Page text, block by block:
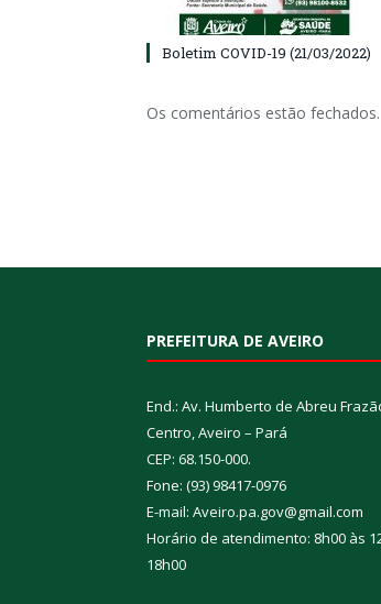
Boletim COVID-19 (21/03/2022)
Os comentários estão fechados.
PREFEITURA DE AVEIRO
End.: Av. Humberto de Abreu
Centro, Aveiro – Pará
CEP: 68.150-000.
Fone: (93) 98417-0976
E-mail: Aveiro.pa.gov@gmail.com
Horário de atendimento: 8h00 às
18h00